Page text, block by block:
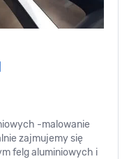
-malowanie
zajmujemy się
felg aluminiowych i